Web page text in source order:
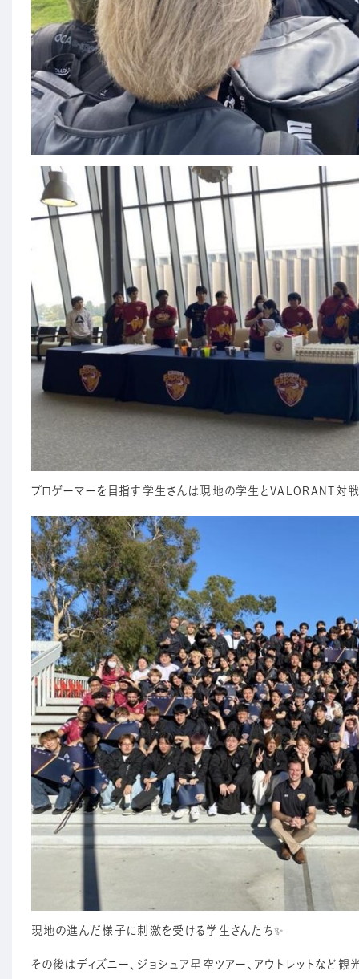
プロゲーマーを目指す学生さんは現地の学生とVALORANT対戦
現地の進んだ様子に刺激を受ける学生さんたち✨
その後はディズニー、ジョシュア星空ツアー、アウトレットなど